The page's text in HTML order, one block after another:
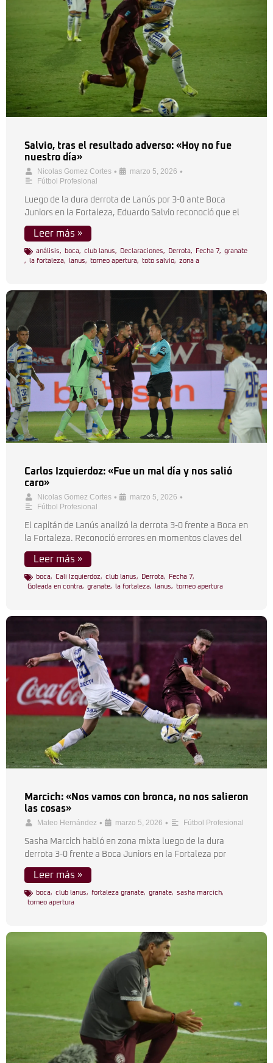
Salvio, tras el resultado adverso: «Hoy no fue
nuestro día»
Nicolas Gomez Cortes • marzo 5, 2026 •
Fútbol Profesional
Luego de la dura derrota de Lanús por 3-0 ante Boca
Juniors en la Fortaleza, Eduardo Salvio reconoció que el
Leer más »
análisis, boca, club lanus, Declaraciones, Derrota, Fecha 7, granate
,
la fortaleza, lanus, torneo apertura, toto salvio, zona a
Carlos Izquierdoz: «Fue un mal día y nos salió
caro»
Nicolas Gomez Cortes • marzo 5, 2026 •
Fútbol Profesional
El capitán de Lanús analizó la derrota 3-0 frente a Boca en
la Fortaleza. Reconoció errores en momentos claves del
Leer más »
boca, Cali Izquierdoz, club lanus, Derrota, Fecha 7,
Goleada en contra, granate, la fortaleza, lanus, torneo apertura
Marcich: «Nos vamos con bronca, no nos salieron
las cosas»
Mateo Hernández • marzo 5, 2026 • Fútbol Profesional
Sasha Marcich habló en zona mixta luego de la dura
derrota 3-0 frente a Boca Juniors en la Fortaleza por
Leer más »
boca, club lanus, fortaleza granate, granate, sasha marcich,
torneo apertura